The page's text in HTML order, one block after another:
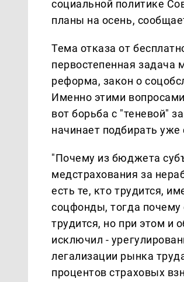
социальной политике
планы на осень,
Тема отказа от
первостепенная задача
реформа, закон о
Именно этими
вот борьба с "теневой"
начинает подбирать уже
"Почему из бюджета
медстрахования за
есть те, кто трудится,
соцфонды, тогда
трудится, но при этом и
исключил -
легализации рынка
процентов страховых